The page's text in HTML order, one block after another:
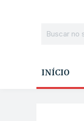
INÍCIO